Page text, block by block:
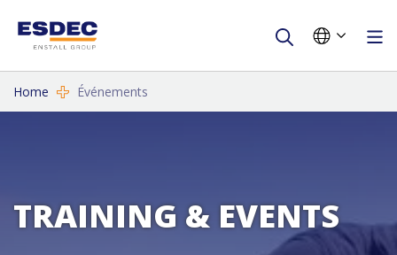
Home Événements
TRAINING & EVENTS